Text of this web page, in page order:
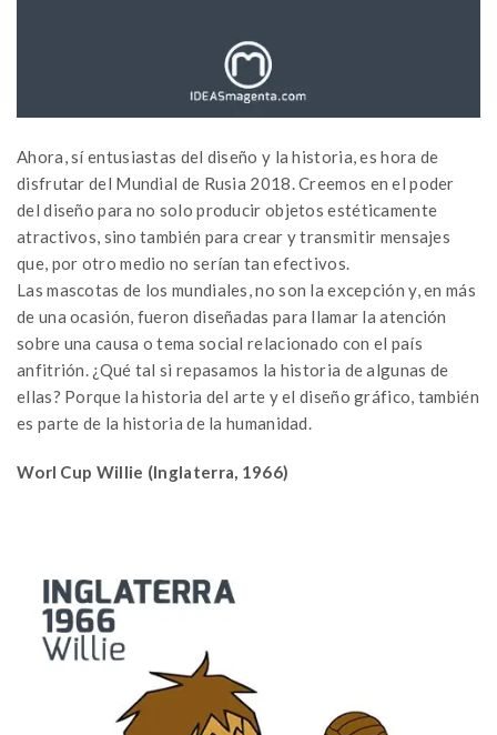
Ahora, sí entusiastas del diseño y la historia, es hora de
disfrutar del Mundial de Rusia 2018. Creemos en el poder
del diseño para no solo producir objetos estéticamente
atractivos, sino también para crear y transmitir mensajes
que, por otro medio no serían tan efectivos.
Las mascotas de los mundiales, no son la excepción y, en más
de una ocasión, fueron diseñadas para llamar la atención
sobre una causa o tema social relacionado con el país
anfitrión. ¿Qué tal si repasamos la historia de algunas de
ellas? Porque la historia del arte y el diseño gráfico, también
es parte de la historia de la humanidad.
Worl Cup Willie (Inglaterra, 1966)